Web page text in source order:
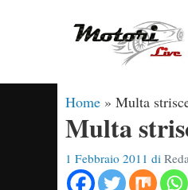
Home » Multa
Multa
1 Febbraio 2011 di